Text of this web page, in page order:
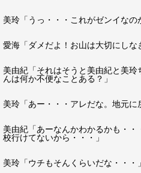
美玲「うっ・・・これがゼンイなの
愛海「ダメだよ！お山は大切にしな
美由紀「それはそうと美由紀と美
んは何か不便なことある？」
美玲「あー・・・アレだな。地元に
美由紀「あーなんかわかるかも・
校行けてないから・・・」
美玲「ウチもそんくらいだな・・・」